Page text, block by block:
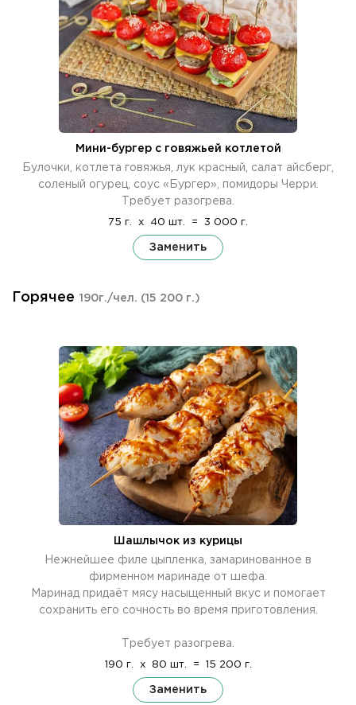
Мини-бургер с говяжьей котлетой
Булочки, котлета говяжья, лук красный, салат айсберг,
соленый огурец, соус «Бургер», помидоры Черри.
Требует разогрева.
75 г. x 40 шт. = 3 000 г.
Заменить
Горячее 190г./чел. (15 200 г.)
Шашлычок из курицы
Нежнейшее филе цыпленка, замаринованное в
фирменном маринаде от шефа.
Маринад придаёт мясу насыщенный вкус и помогает
сохранить его сочность во время приготовления.
Требует разогрева.
190 г. x 80 шт. = 15 200 г.
Заменить